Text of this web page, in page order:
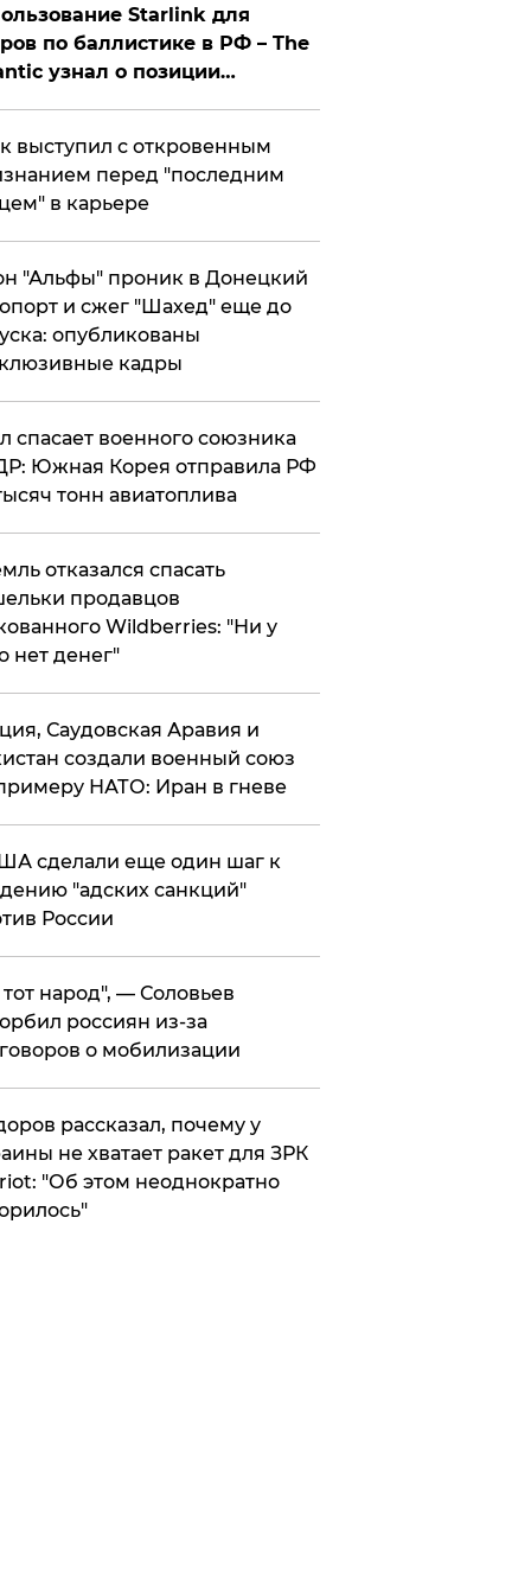
Starlink для
по баллистике в РФ – The
узнал о позиции
выступил с откровенным
перед "последним
в карьере
"Альфы" проник в Донецкий
и сжег "Шахед" еще до
опубликованы
кадры
спасает военного союзника
Южная Корея отправила РФ
тонн авиатоплива
отказался спасать
продавцов
Wildberries: "Ни у
нет денег"
Саудовская Аравия и
создали военный союз
НАТО: Иран в гневе
сделали еще один шаг к
"адских санкций"
России
народ", — Соловьев
россиян из-за
о мобилизации
рассказал, почему у
не хватает ракет для ЗРК
"Об этом неоднократно